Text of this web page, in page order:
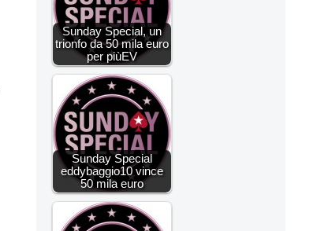
Sunday Special, un
trionfo da 50 mila euro
per piùEV
Sunday Special
eddybaggio10 vince
50 mila euro